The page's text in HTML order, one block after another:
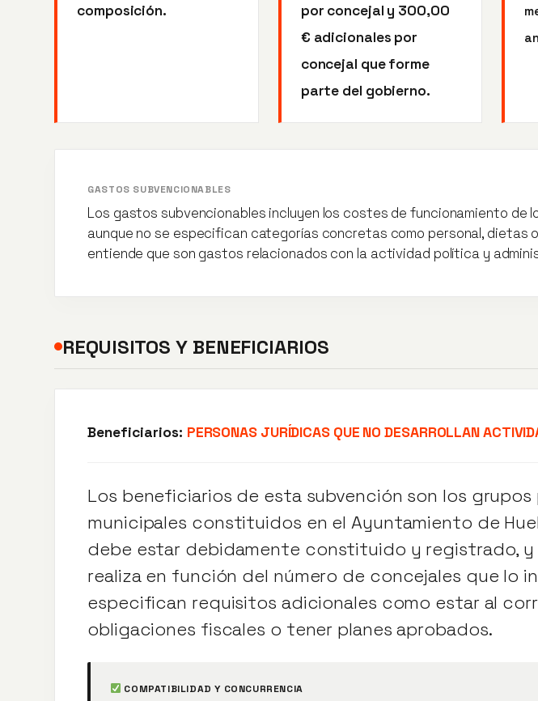
composición.
por concejal y 300,00
€ adicionales por
concejal que forme
parte del gobierno.
GASTOS SUBVENCIONABLES
Los gastos subvencionables incluyen los costes de funcionamiento de
aunque no se especifican categorías concretas como personal, dietas
entiende que son gastos relacionados con la actividad política y
REQUISITOS Y BENEFICIARIOS
Beneficiarios: PERSONAS JURÍDICAS QUE NO DESARROLLAN
Los beneficiarios de esta subvención son los
municipales constituidos en el Ayuntamiento de
debe estar debidamente constituido y registrado, y
realiza en función del número de concejales que lo
especifican requisitos adicionales como estar al
obligaciones fiscales o tener planes aprobados.
COMPATIBILIDAD Y CONCURRENCIA